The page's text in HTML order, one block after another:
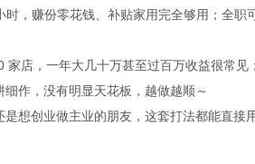
时，赚份零花钱、补贴家用完全够用；全
店，一年大几十万甚至过百万收益很常见；
作，没有明显天花板，越做越顺～
想创业做主业的朋友，这套打法都能直接